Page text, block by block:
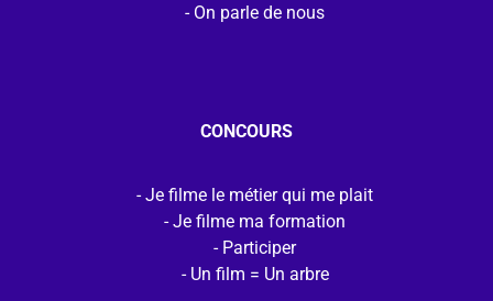
On parle de nous
CONCOURS
Je filme le métier qui me plait
Je filme ma formation
Participer
Un film = Un arbre